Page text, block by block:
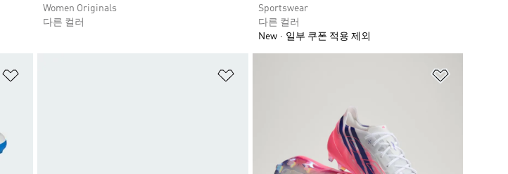
Women Originals
다른 컬러
Sportswear
다른 컬러
New
일부 쿠폰 적용 제외